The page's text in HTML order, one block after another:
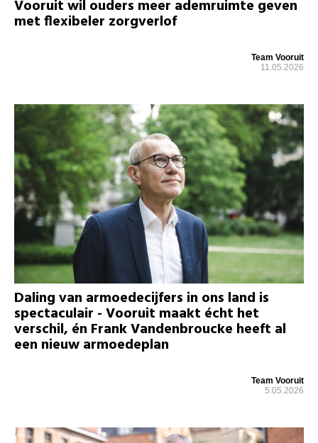
Vooruit wil ouders meer ademruimte geven
met flexibeler zorgverlof
Team Vooruit
11.05.2026
Daling van armoedecijfers in ons land is
spectaculair - Vooruit maakt écht het
verschil, én Frank Vandenbroucke heeft al
een nieuw armoedeplan
Team Vooruit
5.05.2026